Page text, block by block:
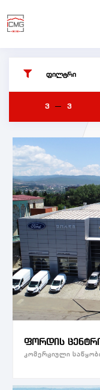
ᲤᲘᲚᲢᲠᲘ
3 3
ფორდის
კომერციული